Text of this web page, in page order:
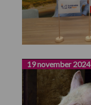
19 november 2024